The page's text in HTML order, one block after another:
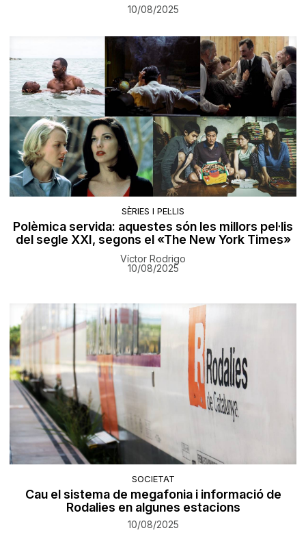
10/08/2025
SÈRIES I PEL·LIS
Polèmica servida: aquestes són les millors pel·lis
del segle XXI, segons el «The New York Times»
Víctor Rodrigo
10/08/2025
SOCIETAT
Cau el sistema de megafonia i informació de
Rodalies en algunes estacions
10/08/2025